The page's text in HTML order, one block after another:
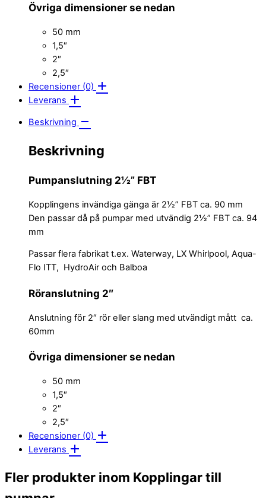
Övriga dimensioner se nedan
50 mm
1,5″
2″
2,5″
Recensioner (0)
Leverans
Beskrivning
Beskrivning
Pumpanslutning 2½” FBT
Kopplingens invändiga gänga är 2½” FBT ca. 90 mm
Den passar då på pumpar med utvändig 2½” FBT ca. 94
mm
Passar flera fabrikat t.ex. Waterway, LX Whirlpool, Aqua-
Flo ITT, HydroAir och Balboa
Röranslutning 2″
Anslutning för 2″ rör eller slang med utvändigt mått ca.
60mm
Övriga dimensioner se nedan
50 mm
1,5″
2″
2,5″
Recensioner (0)
Leverans
Fler produkter inom Kopplingar till